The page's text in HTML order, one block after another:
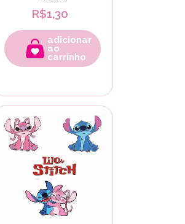
R$1,30
adicionar
ao
carrinho